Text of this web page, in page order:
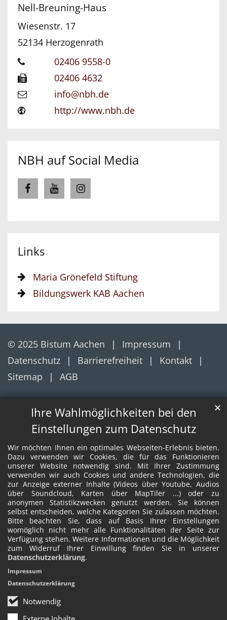
Ihre Wahlmöglichkeiten bei den
Einstellungen zum Datenschutz
Wir möchten Ihnen ein optimales Webseiten-Erlebnis bieten.
Dazu verwenden wir Cookies, die für das Funktionieren
unserer Website notwendig sind. Mit Ihrer Zustimmung
verwenden wir auch Cookies und andere Technologien, die
zur Anzeige externer Inhalte (Videos über Youtube, Audios
über Soundcloud, Karten über MapTiler ...) oder zu
anonymen Statistikzwecken genutzt werden. Sie können
selbst entscheiden, welche Kategorien Sie zulassen möchten.
Bitte beachten Sie, dass auf Basis Ihrer Einstellungen
womöglich nicht mehr alle Funktionalitäten der Seite zur
Verfügung stehen. Weitere Informationen und die Möglichkeit
zum Widerruf Ihrer Einwillung finden Sie in unserer
Datenschutzerklärung.
Notwendig
✕
Impressum
Datenschutzerklärung
Nell-Breuning-Haus
Wiesenstr. 17
52134 Herzogenrath
02406 9558-0
02406 4632
info@nbh.de
http://www.nbh.de
NBH auf Social Media
Links
Maria Grönefeld Stiftung
Bildungswerk KAB Aachen
© 2025 Bistum Aachen
Impressum
Datenschutz
Barrierefreiheit
Kontakt
Sitemap
AGB